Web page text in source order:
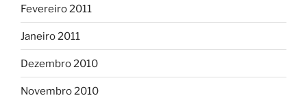
Fevereiro 2011
Janeiro 2011
Dezembro 2010
Novembro 2010